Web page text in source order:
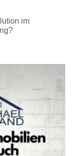
im